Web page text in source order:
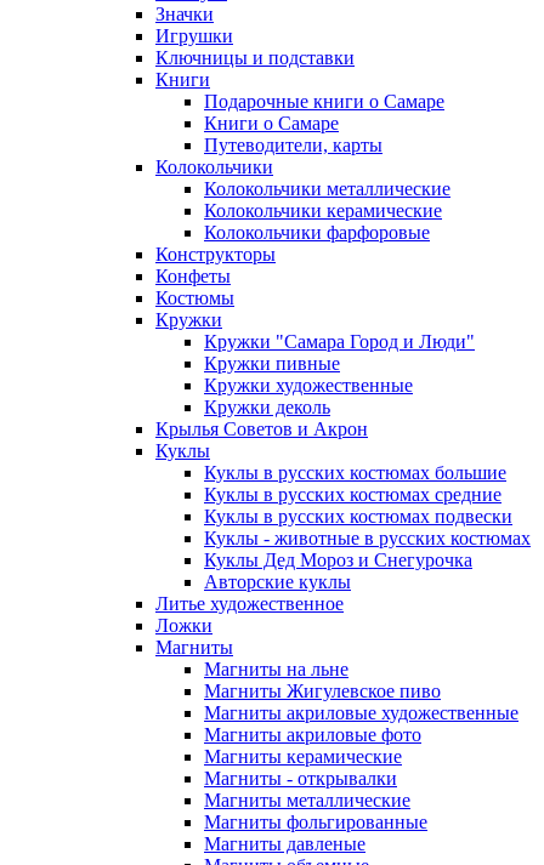
Значки
Игрушки
Ключницы и подставки
Книги
Подарочные книги о Самаре
Книги о Самаре
Путеводители, карты
Колокольчики
Колокольчики металлические
Колокольчики керамические
Колокольчики фарфоровые
Конструкторы
Конфеты
Костюмы
Кружки
Кружки "Самара Город и Люди"
Кружки пивные
Кружки художественные
Кружки деколь
Крылья Советов и Акрон
Куклы
Куклы в русских костюмах большие
Куклы в русских костюмах средние
Куклы в русских костюмах подвески
Куклы - животные в русских костюмах
Куклы Дед Мороз и Снегурочка
Авторские куклы
Литье художественное
Ложки
Магниты
Магниты на льне
Магниты Жигулевское пиво
Магниты акриловые художественные
Магниты акриловые фото
Магниты керамические
Магниты - открывалки
Магниты металлические
Магниты фольгированные
Магниты давленые